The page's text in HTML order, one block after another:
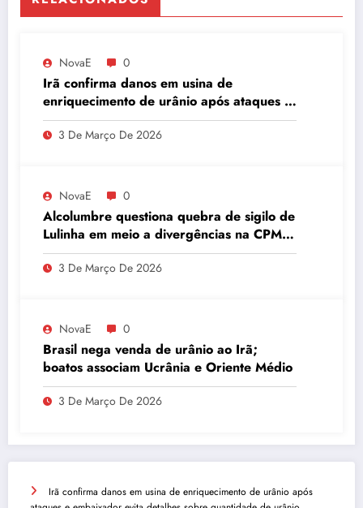
NovaE 0
Irã confirma danos em usina de
enriquecimento de urânio após ataques e
embaixador evita detalhes sobre
quantidade de urânio enriquecido
3 De Março De 2026
NovaE 0
Alcolumbre questiona quebra de sigilo de
Lulinha em meio a divergências na CPMI
do INSS
3 De Março De 2026
NovaE 0
Brasil nega venda de urânio ao Irã;
boatos associam Ucrânia e Oriente Médio
3 De Março De 2026
Irã confirma danos em usina de enriquecimento de urânio após